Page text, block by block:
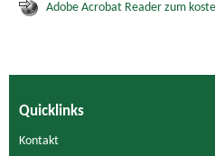
Adobe Acrobat Reader zum
Quicklinks
Kontakt